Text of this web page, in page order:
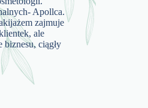
Apollca.
zajmuje
ale
ciągły